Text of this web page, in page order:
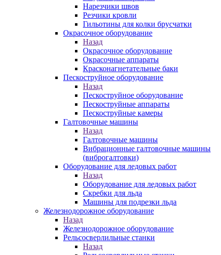
Нарезчики швов
Резчики кровли
Гильотины для колки брусчатки
Окрасочное оборудование
Назад
Окрасочное оборудование
Окрасочные аппараты
Красконагнетательные баки
Пескоструйное оборудование
Назад
Пескоструйное оборудование
Пескоструйные аппараты
Пескоструйные камеры
Галтовочные машины
Назад
Галтовочные машины
Вибрационные галтовочные машины
(виброгалтовки)
Оборудование для ледовых работ
Назад
Оборудование для ледовых работ
Скребки для льда
Машины для подрезки льда
Железнодорожное оборудование
Назад
Железнодорожное оборудование
Рельсосверлильные станки
Назад